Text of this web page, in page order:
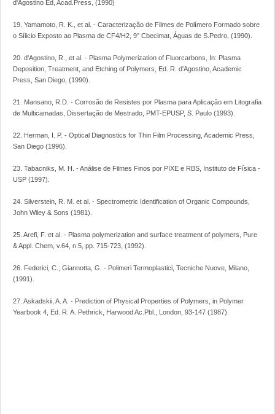
d'Agostino Ed, Acad.Press, (1990)
19. Yamamoto, R. K., et al. - Caracterização de Filmes de Polímero Formado sobre
o Sílicio Exposto ao Plasma de CF4/H2, 9° Cbecimat, Águas de S.Pedro, (1990).
20. d'Agostino, R., et al. - Plasma Polymerization of Fluorcarbons, In: Plasma
Deposition, Treatment, and Etching of Polymers, Ed. R. d'Agostino, Academic
Press, San Diego, (1990).
21. Mansano, R.D. - Corrosão de Resistes por Plasma para Aplicação em Litografia
de Multicamadas, Dissertação de Mestrado, PMT-EPUSP, S. Paulo (1993).
22. Herman, I. P. - Optical Diagnostics for Thin Film Processing, Academic Press,
San Diego (1996).
23. Tabacniks, M. H. - Análise de Filmes Finos por PIXE e RBS, Instituto de Física -
USP (1997).
24. Silverstein, R. M. et al. - Spectrometric Identification of Organic Compounds,
John Wiley & Sons (1981).
25. Arefi, F. et al. - Plasma polymerization and surface treatment of polymers, Pure
& Appl. Chem, v.64, n.5, pp. 715-723, (1992).
26. Federici, C.; Giannotta, G. - Polimeri Termoplastici, Tecniche Nuove, Milano,
(1991).
27. Askadskii, A. A. - Prediction of Physical Properties of Polymers, in Polymer
Yearbook 4, Ed. R. A. Pethrick, Harwood Ac.Pbl., London, 93-147 (1987).